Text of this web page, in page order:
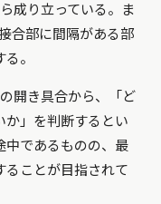
成り立っている。ま
合部に間隔がある部
。
開き具合から、「ど
か」を判断するとい
中であるものの、最
ることが目指されて